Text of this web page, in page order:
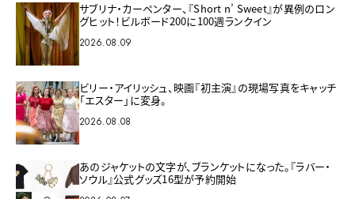
サブリナ・カーペンター、『Short n’ Sweet』が異例のロン
グヒット！ビルボード200に100週ランクイン
2026.08.09
ビリー・アイリッシュ、映画『初主演』の現場写真をキャッチ
「エスター」に変身。
2026.08.08
あのジャケットの文字が、ブランケットになった。『ラバー・
ソウル』公式グッズ16型が予約開始